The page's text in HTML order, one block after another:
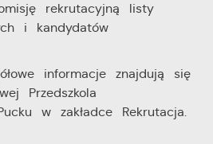
rekrutacyjną listy
i kandydatów
informacje znajdują się
Przedszkola
w zakładce Rekrutacja.